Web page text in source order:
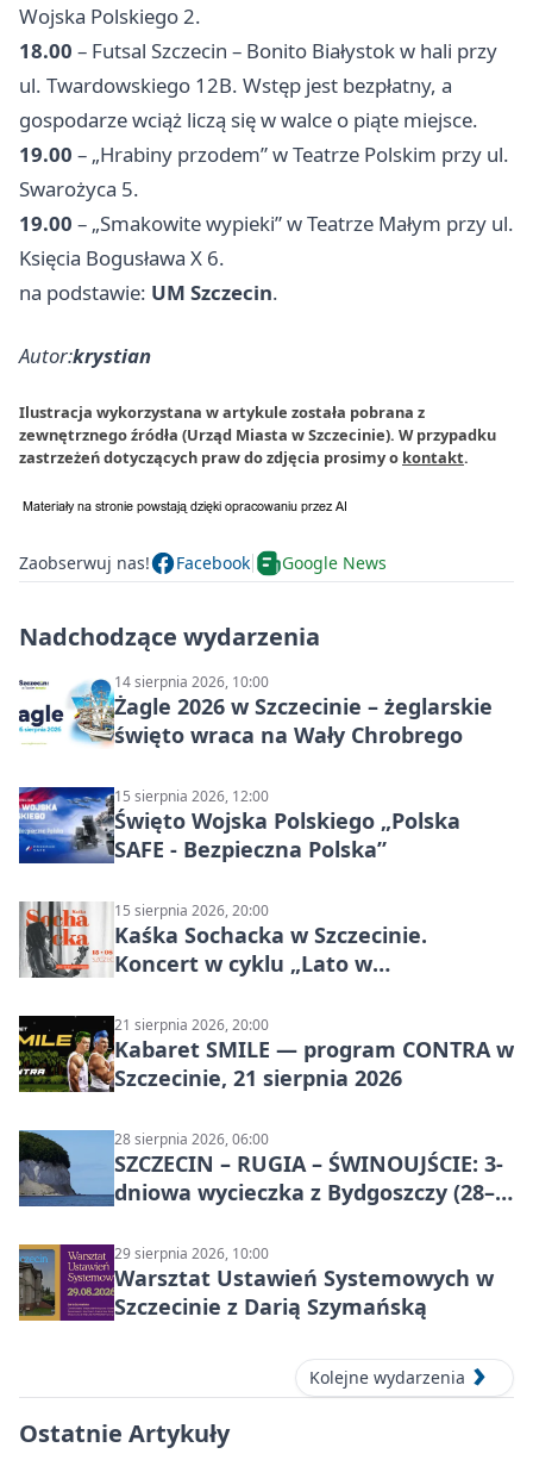
Wojska Polskiego 2.
18.00 – Futsal Szczecin – Bonito Białystok w hali przy
ul. Twardowskiego 12B. Wstęp jest bezpłatny, a
gospodarze wciąż liczą się w walce o piąte miejsce.
19.00 – „Hrabiny przodem” w Teatrze Polskim przy ul.
Swarożyca 5.
19.00 – „Smakowite wypieki” w Teatrze Małym przy ul.
Księcia Bogusława X 6.
na podstawie: UM Szczecin.
Autor:krystian
Ilustracja wykorzystana w artykule została pobrana z
zewnętrznego źródła (Urząd Miasta w Szczecinie). W przypadku
zastrzeżeń dotyczących praw do zdjęcia prosimy o kontakt.
Zaobserwuj nas! Facebook Google News
Nadchodzące wydarzenia
14 sierpnia 2026, 10:00
Żagle 2026 w Szczecinie – żeglarskie
święto wraca na Wały Chrobrego
15 sierpnia 2026, 12:00
Święto Wojska Polskiego „Polska
SAFE - Bezpieczna Polska”
15 sierpnia 2026, 20:00
Kaśka Sochacka w Szczecinie.
Koncert w cyklu „Lato w
21 sierpnia 2026, 20:00
Kabaret SMILE — program CONTRA w
Szczecinie, 21 sierpnia 2026
28 sierpnia 2026, 06:00
SZCZECIN – RUGIA – ŚWINOUJŚCIE: 3-
dniowa wycieczka z Bydgoszczy (28–
29 sierpnia 2026, 10:00
Warsztat Ustawień Systemowych w
Szczecinie z Darią Szymańską
Kolejne wydarzenia
Ostatnie Artykuły